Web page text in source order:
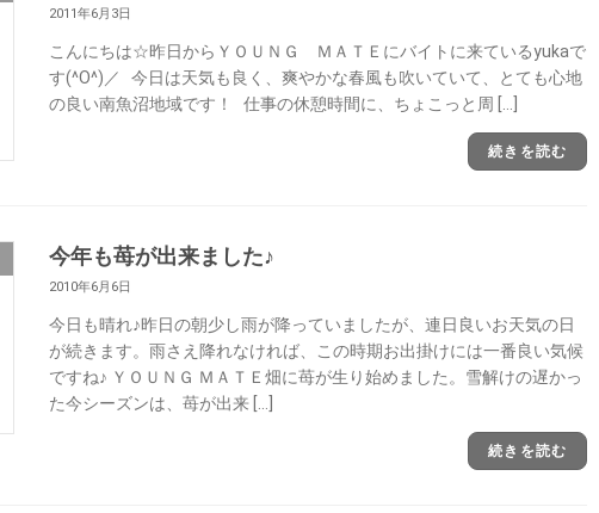
2011年6月3日
こんにちは☆昨日からＹＯＵＮＧ ＭＡＴＥにバイトに来ているyukaで
す(^O^)／ 今日は天気も良く、爽やかな春風も吹いていて、とても心地
の良い南魚沼地域です！ 仕事の休憩時間に、ちょこっと周 […]
続きを読む
今年も苺が出来ました♪
2010年6月6日
今日も晴れ♪昨日の朝少し雨が降っていましたが、連日良いお天気の日
が続きます。雨さえ降れなければ、この時期お出掛けには一番良い気候
ですね♪ ＹＯＵＮＧ ＭＡＴＥ畑に苺が生り始めました。雪解けの遅かっ
た今シーズンは、苺が出来 […]
続きを読む